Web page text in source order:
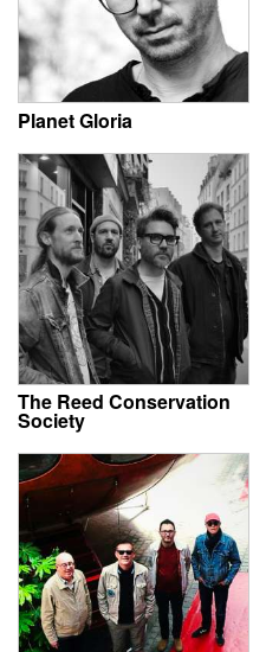
Planet Gloria
The Reed Conservation
Society